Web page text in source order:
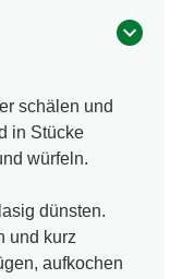
schälen und
in Stücke
würfeln.
dünsten.
und kurz
aufkochen